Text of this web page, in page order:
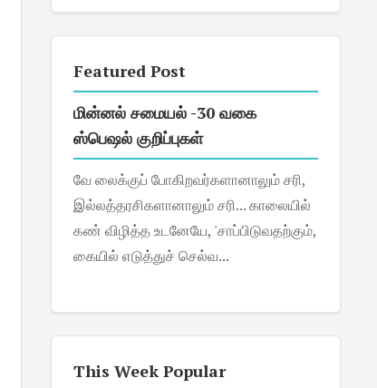
Featured Post
மின்னல் சமையல் -30 வகை
ஸ்பெஷல் குறிப்புகள்
வே லைக்குப் போகிறவர்களானாலும் சரி,
இல்லத்தரசிகளானாலும் சரி... காலையில்
கண் விழித்த உடனேயே, 'சாப்பிடுவதற்கும்,
கையில் எடுத்துச் செல்வ...
This Week Popular